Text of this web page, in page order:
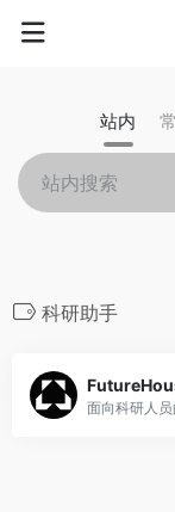
站内
科研助手
面向科研人